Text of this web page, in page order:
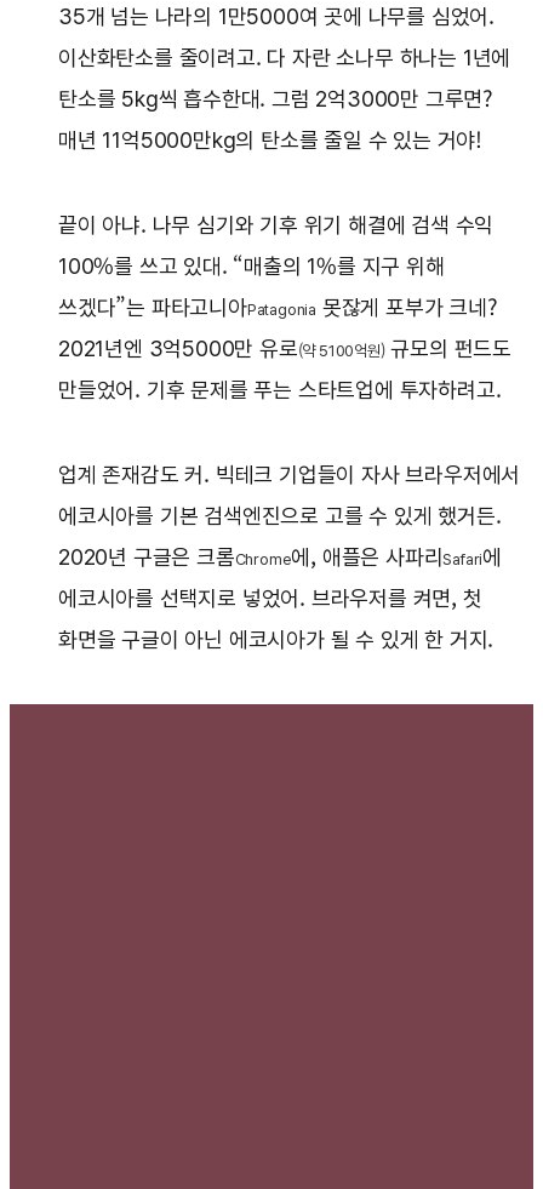
35개 넘는 나라의 1만5000여 곳에 나무를 심었어.
이산화탄소를 줄이려고. 다 자란 소나무 하나는 1년에
탄소를 5kg씩 흡수한대. 그럼 2억3000만 그루면?
매년 11억5000만kg의 탄소를 줄일 수 있는 거야!
끝이 아냐. 나무 심기와 기후 위기 해결에 검색 수익
100%를 쓰고 있대. “매출의 1%를 지구 위해
쓰겠다”는 파타고니아Patagonia 못잖게 포부가 크네?
2021년엔 3억5000만 유로(약 5100억원)규모의 펀드도
만들었어. 기후 문제를 푸는 스타트업에 투자하려고.
업계 존재감도 커. 빅테크 기업들이 자사 브라우저에서
에코시아를 기본 검색엔진으로 고를 수 있게 했거든.
2020년 구글은 크롬Chrome에, 애플은 사파리Safari에
에코시아를 선택지로 넣었어. 브라우저를 켜면, 첫
화면을 구글이 아닌 에코시아가 될 수 있게 한 거지.